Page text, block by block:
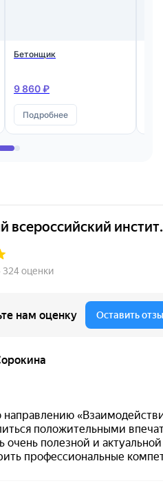
Бетонщик
9 860 ₽
Подробнее